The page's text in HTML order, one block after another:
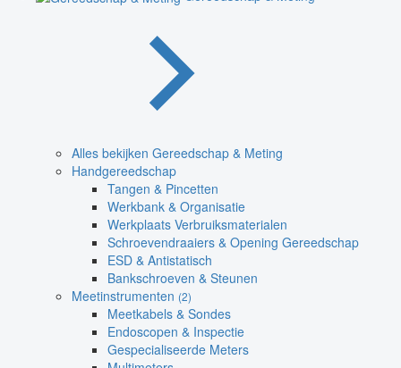
Alles bekijken Gereedschap & Meting
Handgereedschap
Tangen & Pincetten
Werkbank & Organisatie
Werkplaats Verbruiksmaterialen
Schroevendraaiers & Opening Gereedschap
ESD & Antistatisch
Bankschroeven & Steunen
Meetinstrumenten (2)
Meetkabels & Sondes
Endoscopen & Inspectie
Gespecialiseerde Meters